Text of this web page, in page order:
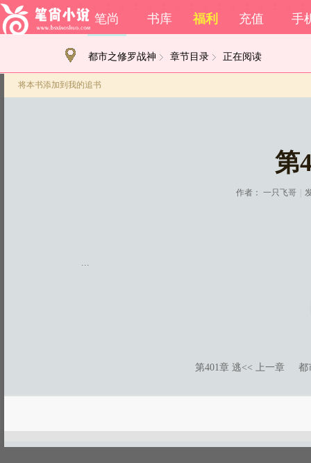
笔尚 书库 福利 充值 手
都市之修罗战神 章节目录 正在阅读
将本书添加到我的追书
第
作者： 一只飞哥
...
第401章 逃<< 上一章 都